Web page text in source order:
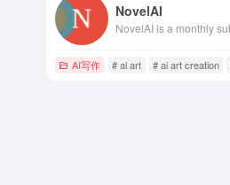
NovelAI
AI写作 # ai art # ai art creation